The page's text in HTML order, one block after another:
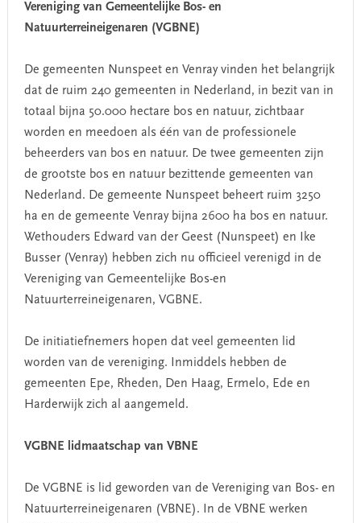
Vereniging van Gemeentelijke Bos- en
Natuurterreineigenaren (VGBNE)
De gemeenten Nunspeet en Venray vinden het belangrijk
dat de ruim 240 gemeenten in Nederland, in bezit van in
totaal bijna 50.000 hectare bos en natuur, zichtbaar
worden en meedoen als één van de professionele
beheerders van bos en natuur. De twee gemeenten zijn
de grootste bos en natuur bezittende gemeenten van
Nederland. De gemeente Nunspeet beheert ruim 3250
ha en de gemeente Venray bijna 2600 ha bos en natuur.
Wethouders Edward van der Geest (Nunspeet) en Ike
Busser (Venray) hebben zich nu officieel verenigd in de
Vereniging van Gemeentelijke Bos-en
Natuurterreineigenaren, VGBNE.
De initiatiefnemers hopen dat veel gemeenten lid
worden van de vereniging. Inmiddels hebben de
gemeenten Epe, Rheden, Den Haag, Ermelo, Ede en
Harderwijk zich al aangemeld.
VGBNE lidmaatschap van VBNE
De VGBNE is lid geworden van de Vereniging van Bos- en
Natuurterreineigenaren (VBNE). In de VBNE werken